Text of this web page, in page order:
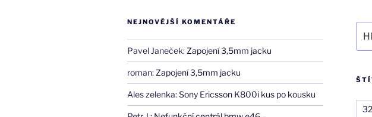
…“
NEJNOVĚJŠÍ KOMENTÁŘE
Pavel Janeček: Zapojení 3,5mm jacku
roman: Zapojení 3,5mm jacku
Ales zelenka:Sony Ericsson K800i kus po kousku